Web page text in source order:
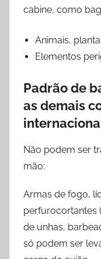
cabine, como
Animais,
Elementos
Padrão de
as demais
Não podem ser
mão:
Armas de fogo,
perfurocortantes
de unhas,
só podem ser